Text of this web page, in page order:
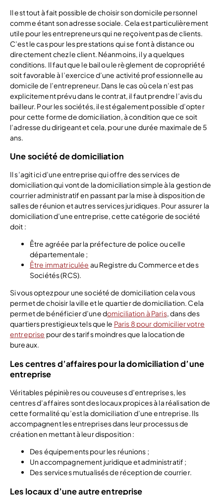
Il est tout à fait possible de choisir son domicile personnel
comme étant son adresse sociale. Cela est particulièrement
utile pour les entrepreneurs qui ne reçoivent pas de clients.
C’est le cas pour les prestations qui se font à distance ou
directement chez le client. Néanmoins, il y a quelques
conditions. Il faut que le bail ou le règlement de copropriété
soit favorable à l’exercice d’une activité professionnelle au
domicile de l’entrepreneur. Dans le cas où cela n’est pas
explicitement prévu dans le contrat, il faut prendre l’avis du
bailleur. Pour les sociétés, il est également possible d’opter
pour cette forme de domiciliation, à condition que ce soit
l’adresse du dirigeant et cela, pour une durée maximale de 5
ans.
Une société de domiciliation
Il s’agit ici d’une entreprise qui offre des services de
domiciliation qui vont de la domiciliation simple à la gestion de
courrier administratif en passant par la mise à disposition de
salles de réunion et autres services juridiques. Pour assurer la
domiciliation d’une entreprise, cette catégorie de société
doit :
Être agréée par la préfecture de police ou celle
départementale ;
Être immatriculée au Registre du Commerce et des
Sociétés (RCS).
Si vous optez pour une société de domiciliation cela vous
permet de choisir la ville et le quartier de domiciliation. Cela
permet de bénéficier d’une domiciliation à Paris, dans des
quartiers prestigieux tels que le Paris 8 pour domicilier votre
entreprise pour des tarifs moindres que la location de
bureaux.
Les centres d’affaires pour la domiciliation d’une
entreprise
Véritables pépinières ou couveuses d’entreprises, les
centres d’affaires sont des locaux propices à la réalisation de
cette formalité qu’est la domiciliation d’une entreprise. Ils
accompagnent les entreprises dans leur processus de
création en mettant à leur disposition :
Des équipements pour les réunions ;
Un accompagnement juridique et administratif ;
Des services mutualisés de réception de courrier.
Les locaux d’une autre entreprise